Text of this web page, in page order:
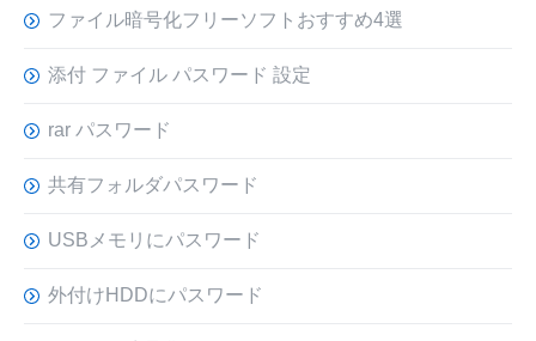
ファイル暗号化フリーソフトおすすめ4選
添付 ファイル パスワード 設定
rar パスワード
共有フォルダパスワード
USBメモリにパスワード
外付けHDDにパスワード